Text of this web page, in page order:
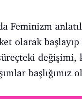
Feminizm
olarak
değişimi,
başlığımız